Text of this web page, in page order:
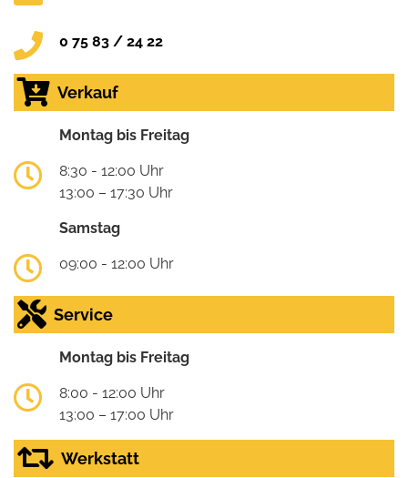
0 75 83 / 24 22
Verkauf
Montag bis Freitag
8:30 - 12:00 Uhr
13:00 – 17:30 Uhr
Samstag
09:00 - 12:00 Uhr
Service
Montag bis Freitag
8:00 - 12:00 Uhr
13:00 – 17:00 Uhr
Werkstatt